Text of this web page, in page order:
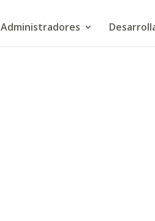
Administradores